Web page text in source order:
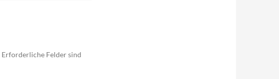
Erforderliche Felder sind